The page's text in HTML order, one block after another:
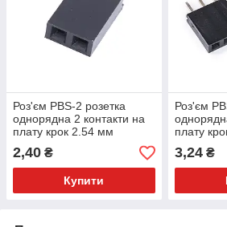
Роз'єм PBS-2 розетка
однорядна 2 контакти на
плату крок 2.54 мм
2,40 ₴
Купити
Роз'єм
плату
3,24₴